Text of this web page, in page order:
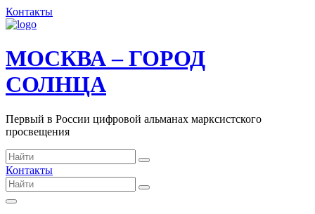
Контакты
МОСКВА – ГОРОД
СОЛНЦА
Первый в России цифровой альманах марксистского
просвещения
Контакты